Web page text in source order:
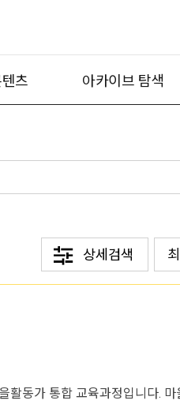
츠 아카이브 탐색
상세검색
동가 통합 교육과정입니다.